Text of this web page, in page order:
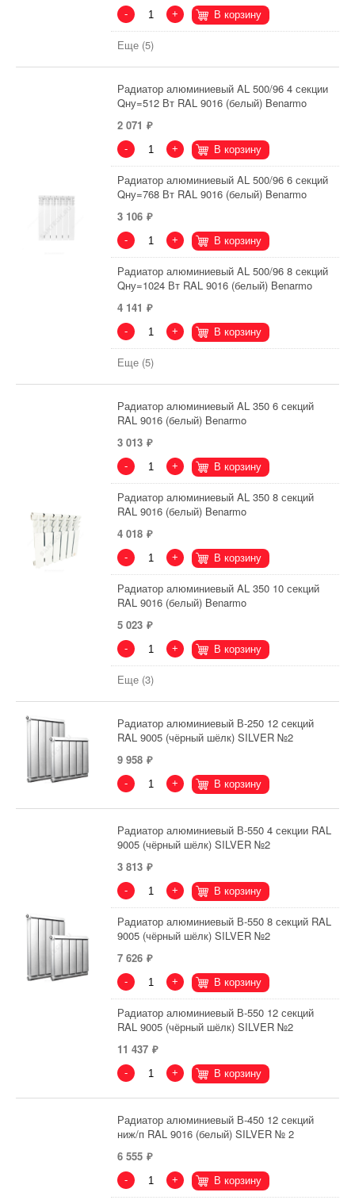
- + В корзину
Еще (5)
Радиатор алюминиевый AL 500/96 4 секции
Qну=512 Вт RAL 9016 (белый) Benarmo
2 071
- + В корзину
Радиатор алюминиевый AL 500/96 6 секций
Qну=768 Вт RAL 9016 (белый) Benarmo
3 106
- + В корзину
Радиатор алюминиевый AL 500/96 8 секций
Qну=1024 Вт RAL 9016 (белый) Benarmo
4 141
- + В корзину
Еще (5)
Радиатор алюминиевый AL 350 6 секций
RAL 9016 (белый) Benarmo
3 013
- + В корзину
Радиатор алюминиевый AL 350 8 секций
RAL 9016 (белый) Benarmo
4 018
- + В корзину
Радиатор алюминиевый AL 350 10 секций
RAL 9016 (белый) Benarmo
5 023
- + В корзину
Еще (3)
Радиатор алюминиевый В-250 12 секций
RAL 9005 (чёрный шёлк) SILVER №2
9 958
- + В корзину
Радиатор алюминиевый В-550 4 секции RAL
9005 (чёрный шёлк) SILVER №2
3 813
- + В корзину
Радиатор алюминиевый В-550 8 секций RAL
9005 (чёрный шёлк) SILVER №2
7 626
- + В корзину
Радиатор алюминиевый В-550 12 секций
RAL 9005 (чёрный шёлк) SILVER №2
11 437
- + В корзину
Радиатор алюминиевый В-450 12 секций
ниж/п RAL 9016 (белый) SILVER № 2
6 555
- + В корзину